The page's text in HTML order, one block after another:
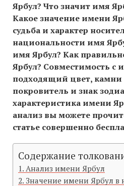
Ярбул? Что значит имя
Какое значение имени
судьба и характер
национальности имя
имя Ярбул? Как
Ярбул? Совместимость c
подходящий цвет, камни
покровитель и знак
характеристика имени
анализ вы можете
статье совершенно
Содержание
Анализ имени Ярбул
Значение имени Ярбул в